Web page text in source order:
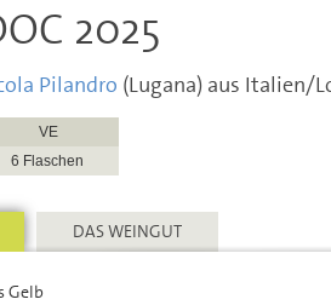
2025
Pilandro (Lugana) aus Italien/
VE
6 Flaschen
DAS WEINGUT
Gelb